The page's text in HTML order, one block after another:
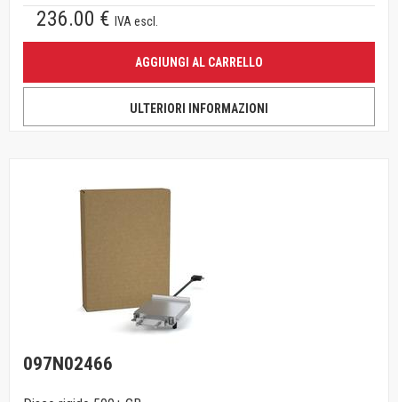
236.00 € IVA escl.
AGGIUNGI AL CARRELLO
ULTERIORI INFORMAZIONI
097N02466